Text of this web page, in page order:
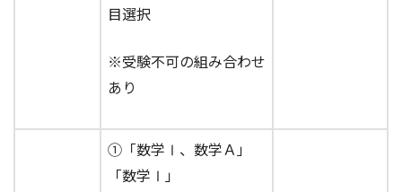
目選択
※受験不可の組み合わせ
あり
①「数学Ⅰ、数学Ａ」
「数学Ⅰ」